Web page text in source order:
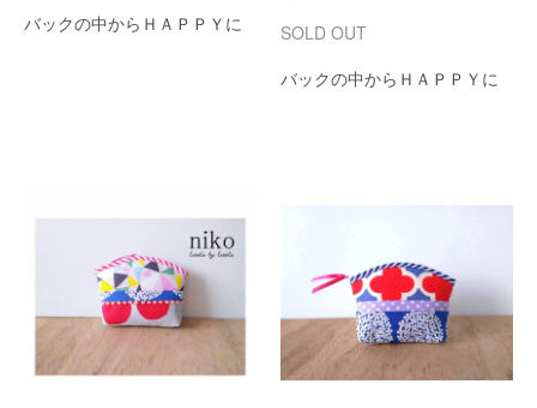
バックの中からＨＡＰＰＹに
SOLD OUT
バックの中からＨＡＰＰＹに